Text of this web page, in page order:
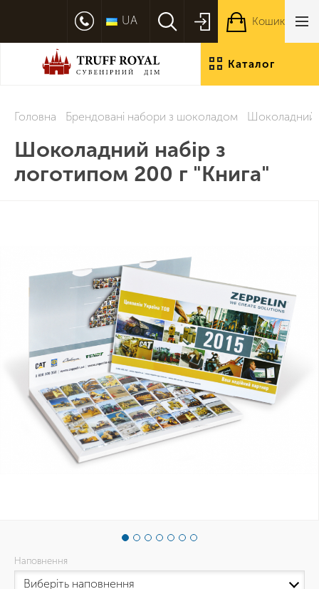
Каталог
UA Кошик
Головна Брендовані набори з шоколадом Шоколадний
Шоколадний набір з
логотипом 200 г "Книга"
Наповнення